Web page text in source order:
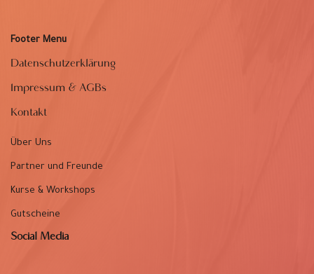
Footer Menu
Datenschutzerklärung
Impressum & AGBs
Kontakt
Über Uns
Partner und Freunde
Kurse & Workshops
Gutscheine
Social Media